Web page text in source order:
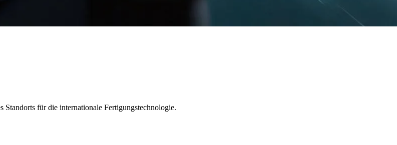
für die internationale Fertigungstechnologie.